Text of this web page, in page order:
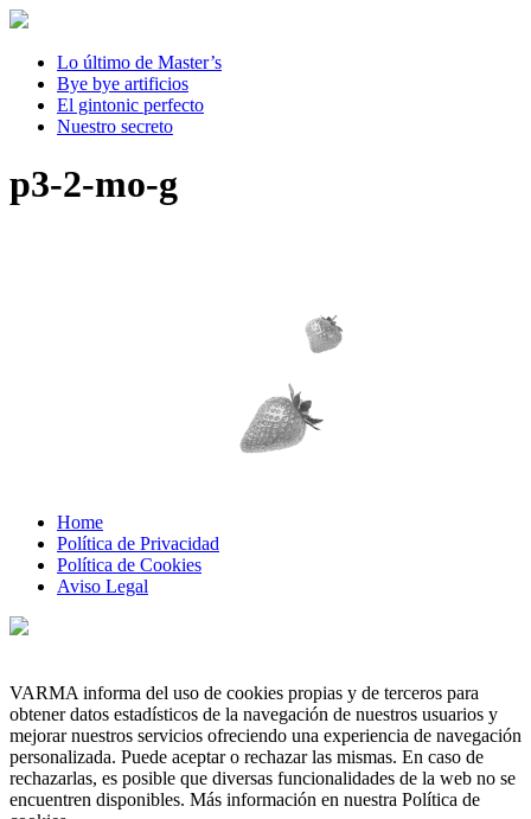
Lo último de Master’s
Bye bye artificios
El gintonic perfecto
Nuestro secreto
p3-2-mo-g
Home
Política de Privacidad
Política de Cookies
Aviso Legal
VARMA informa del uso de cookies propias y de terceros para
obtener datos estadísticos de la navegación de nuestros usuarios y
mejorar nuestros servicios ofreciendo una experiencia de navegación
personalizada. Puede aceptar o rechazar las mismas. En caso de
rechazarlas, es posible que diversas funcionalidades de la web no se
encuentren disponibles. Más información en nuestra Política de